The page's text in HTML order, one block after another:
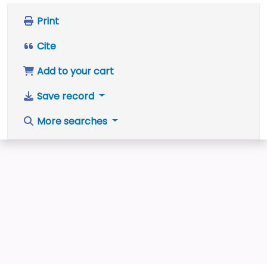
Print
Cite
Add to your cart
Save record
More searches